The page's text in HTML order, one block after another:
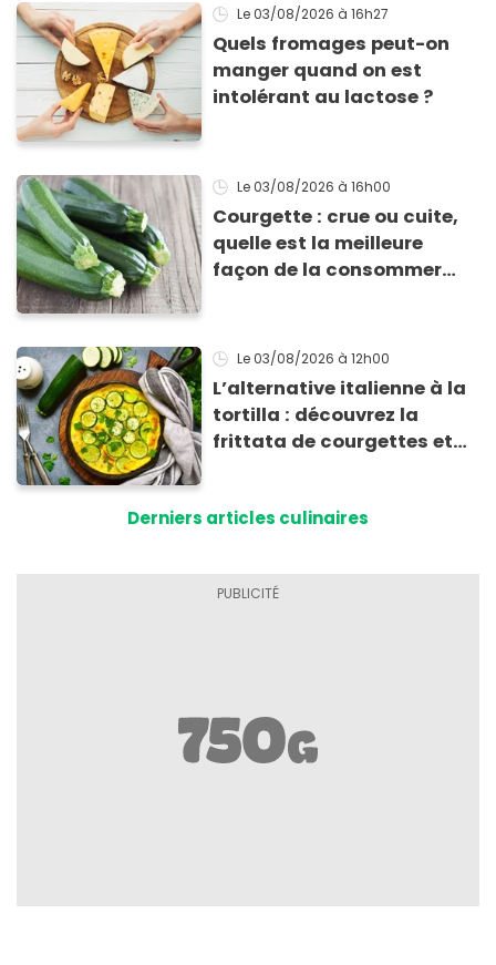
Le 03/08/2026 à 16h27
Quels fromages peut-on
manger quand on est
intolérant au lactose ?
Le 03/08/2026 à 16h00
Courgette : crue ou cuite,
quelle est la meilleure
façon de la consommer
Le 03/08/2026 à 12h00
L’alternative italienne à la
tortilla : découvrez la
frittata de courgettes et
Derniers articles culinaires